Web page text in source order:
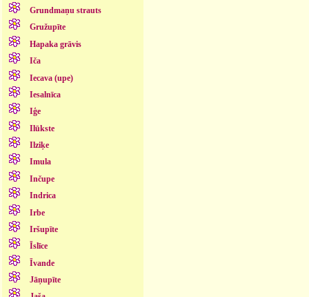
Grundmaņu strauts
Gružupīte
Hapaka grāvis
Iča
Iecava (upe)
Iesalnīca
Iģe
Ilūkste
Ilziķe
Imula
Inčupe
Indrica
Irbe
Iršupīte
Īslīce
Īvande
Jāņupīte